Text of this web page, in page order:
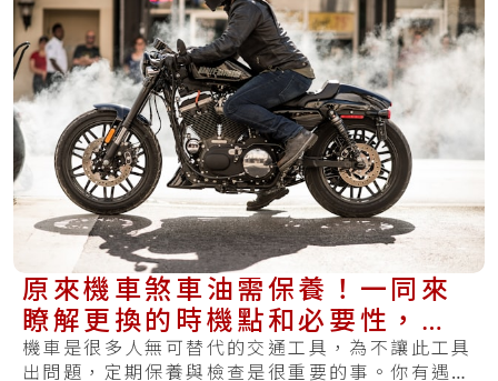
原來機車煞車油需保養！一同來
瞭解更換的時機點和必要性，讓
你不再煞不住
機車是很多人無可替代的交通工具，為不讓此工具
出問題，定期保養與檢查是很重要的事。你有遇到